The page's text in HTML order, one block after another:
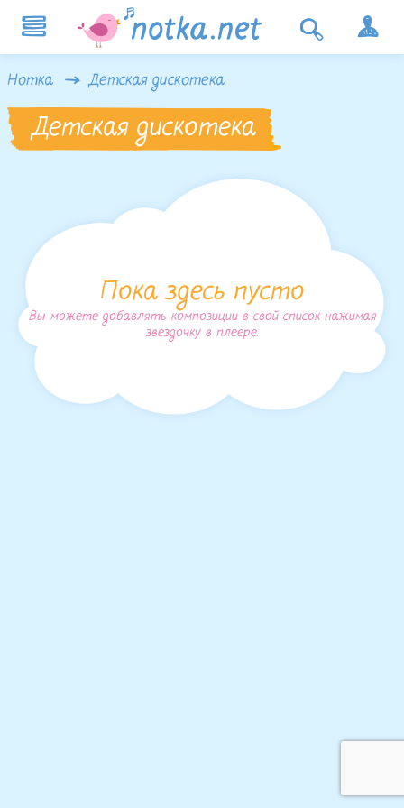
Нотка Детская дискотека
Детская дискотека
Пока здесь пусто
Вы можете добавлять композиции в свой список нажимая
звездочку в плеере.